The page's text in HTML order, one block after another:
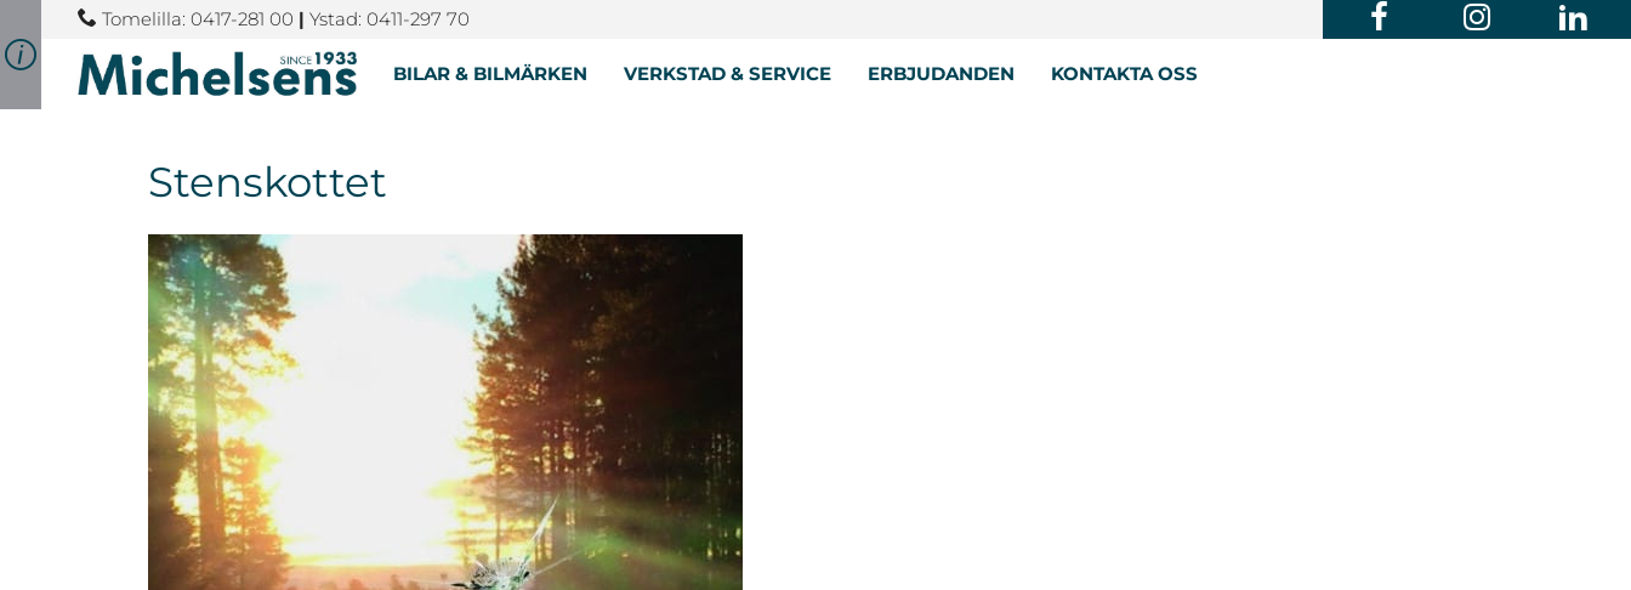
Tomelilla: 0417-281 00 | Ystad: 0411-297 70
BILAR & BILMÄRKEN VERKSTAD & SERVICE ERBJUDANDEN KONTAKTA OSS
Stenskottet